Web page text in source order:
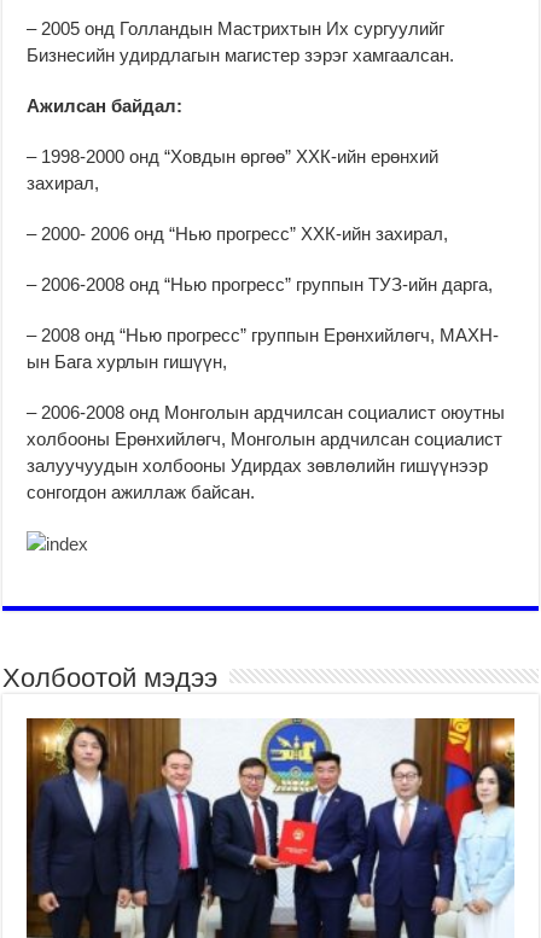
– 2005 онд Голландын Мастрихтын Их сургуулийг
Бизнесийн удирдлагын магистер зэрэг хамгаалсан.
Ажилсан байдал:
– 1998-2000 онд “Ховдын өргөө” ХХК-ийн ерөнхий
захирал,
– 2000- 2006 онд “Нью прогресс” ХХК-ийн захирал,
– 2006-2008 онд “Нью прогресс” группын ТУЗ-ийн дарга,
– 2008 онд “Нью прогресс” группын Ерөнхийлөгч, МАХН-
ын Бага хурлын гишүүн,
– 2006-2008 онд Монголын ардчилсан социалист оюутны
холбооны Ерөнхийлөгч, Монголын ардчилсан социалист
залуучуудын холбооны Удирдах зөвлөлийн гишүүнээр
сонгогдон ажиллаж байсан.
Холбоотой мэдээ